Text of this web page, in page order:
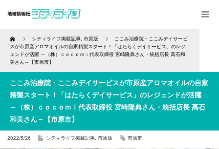
Home シティライフ掲載記事 市原版
ここみ治療院・ここみデイサービ
スが市原産アロマオイルの自家精製スタート！「はたらくデイサービス」のレジ
ェンドが活躍 ～（株）ｃｏｃｏｍｉ代表取締役 宮崎隆典さん・統括店長 髙石和
美さん～【市原市】
ここみ治療院・ここみデイサービスが市原産アロマオイルの自家
精製スタート！「はたらくデイサービス」のレジェンドが活躍
～（株）ｃｏｃｏｍｉ代表取締役 宮崎隆典さん・統括店長 髙石
和美さん～【市原市】
2022/5/26 シティライフ掲載記事 市原版 市原市